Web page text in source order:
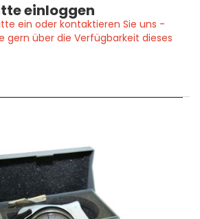
einloggen
ein oder kontaktieren Sie uns -
gern über die Verfügbarkeit dieses